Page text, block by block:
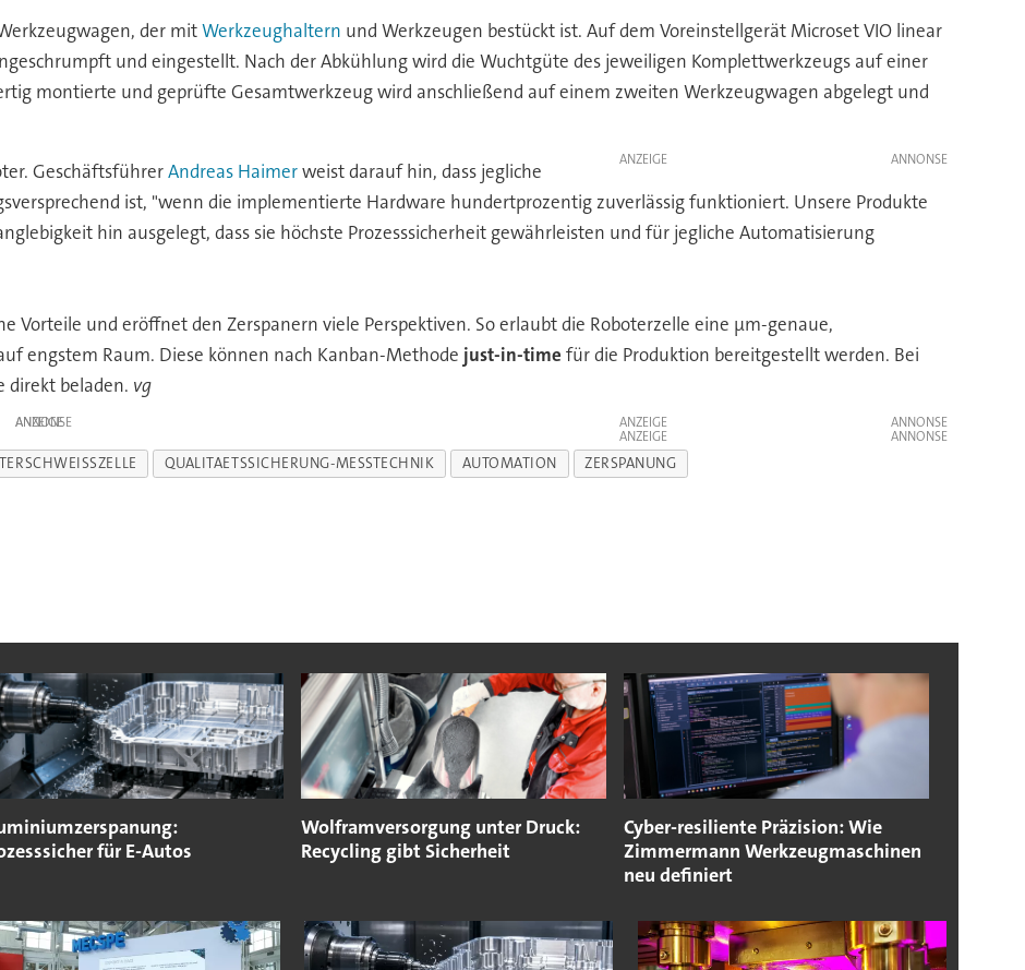
der mitWerkzeughaltern und Werkzeugen bestückt ist. Auf dem Voreinstellgerät Microset VIO linear
und eingestellt. Nach der Abkühlung wird die Wuchtgüte des jeweiligen Komplettwerkzeugs auf einer
montierte und geprüfte Gesamtwerkzeug wird anschließend auf einem zweiten Werkzeugwagen abgelegt und
ANZEIGE
GeschäftsführerAndreas Haimerweist darauf hin, dass jegliche
ist, "wenn die implementierte Hardware hundertprozentig zuverlässig funktioniert. Unsere Produkte
hin ausgelegt, dass sie höchste Prozesssicherheit gewährleisten und für jegliche Automatisierung
Vorteile und eröffnet den Zerspanern viele Perspektiven. So erlaubt die Roboterzelle eine µm-genaue,
engstem Raum. Diese können nach Kanban-Methode just-in-time für die Produktion bereitgestellt werden. Bei
direkt beladen. vg
ANZEIGE
ANZEIGE
ANZEIGE
QUALITAETSSICHERUNG-MESSTECHNIK AUTOMATION ZERSPANUNG
für E-Autos
Wolframversorgung unter Druck:
Recycling gibt Sicherheit
Cyber-resiliente Präzision: Wie
Zimmermann Werkzeugmaschinen
neu definiert